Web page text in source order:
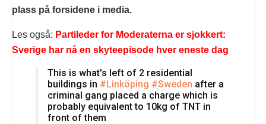
plass på forsidene i media.
Les også: Partileder for Moderaterna er sjokkert:
Sverige har nå en skyteepisode hver eneste dag
This is what's left of 2 residential
buildings in #Linköping #Sweden after a
criminal gang placed a charge which is
probably equivalent to 10kg of TNT in
front of them